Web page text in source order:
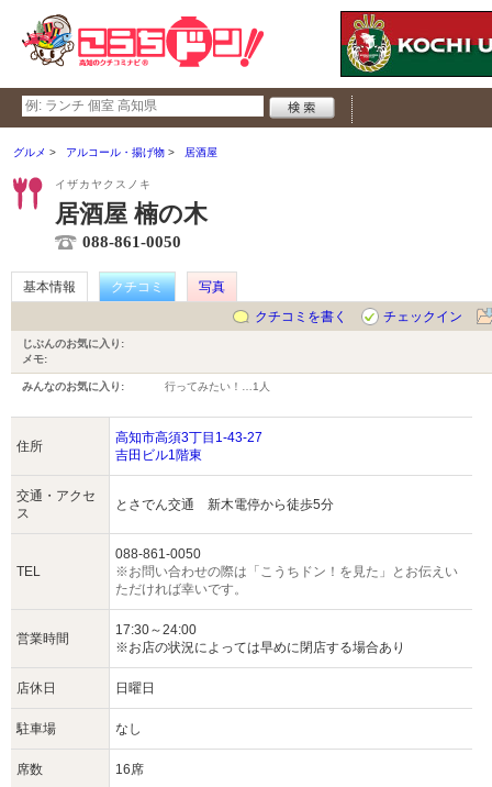
グルメ アルコール・揚げ物 居酒屋
イザカヤクスノキ
居酒屋 楠の木
088-861-0050
基本情報 クチコミ
写真
クチコミを書く
チェックイン
じぶんのお気に入り:
メモ:
みんなのお気に入り: 行ってみたい！… 1人
住所
高知市高須3丁目1-43-27
吉田ビル1階東
交通・アクセ
ス
とさでん交通 新木電停から徒歩5分
TEL
088-861-0050
※お問い合わせの際は「こうちドン！を見た」とお伝えい
ただければ幸いです。
営業時間
17:30～24:00
※お店の状況によっては早めに閉店する場合あり
店休日 日曜日
駐車場 なし
席数 16席